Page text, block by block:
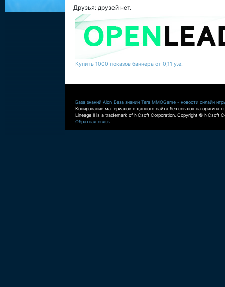
Друзья: друзей нет.
Купить 1000 показов баннера от 0,11 у.е.
База знаний Aion База знаний Tera MMOGame - новости онлайн
Копирование материалов с данного сайта без ссылок на оригинал
Lineage II is a trademark of NCsoft Corporation. Copyright © NCsoft
Обратная связь